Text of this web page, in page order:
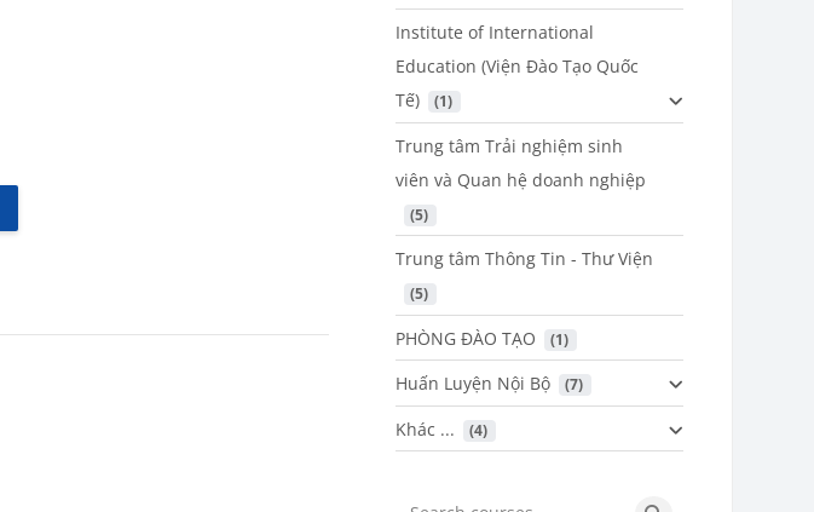
Institute of International
Education (Viện Đào Tạo Quốc
Tế)
(1)
Trung tâm Trải nghiệm sinh
viên và Quan hệ doanh nghiệp
(5)
Trung tâm Thông Tin - Thư Viện
(5)
PHÒNG ĐÀO TẠO (1)
Huấn Luyện Nội Bộ (7)
Khác ... (4)